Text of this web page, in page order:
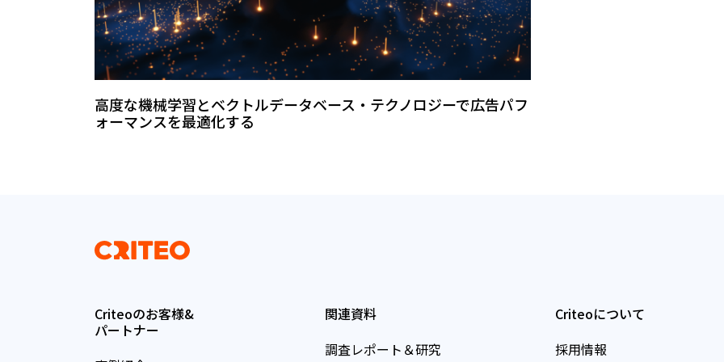
高度な機械学習とベクトルデータベース・テクノロジーで広告パフ
ォーマンスを最適化する
Criteoのお客様&
パートナー
関連資料
調査レポート＆研究
Criteoについて
採用情報